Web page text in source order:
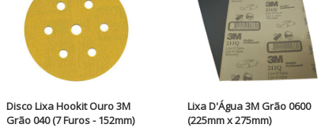
Disco Lixa Hookit Ouro 3M
Grão 040 (7 Furos - 152mm)
Lixa D'Água 3M Grão 0600
(225mm x 275mm)